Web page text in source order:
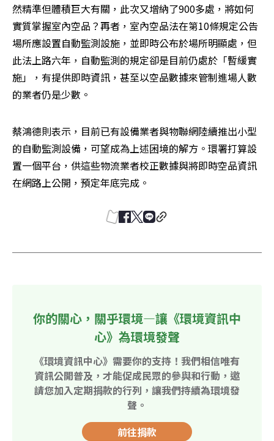
然精準但體積巨大有關，此次又增納了900多處，將如何
實質掌握室內空品？再者，室內空品法在第10條規定公告
場所應設置自動監測設施，並即時公布於場所明顯處，但
此法上路六年，自動監測的規定卻是目前仍處於「暫緩實
施」，有提供即時資訊，甚至以空品數據來管制進場人數
的業者仍是少數。
蔡鴻德則表示，目前已有設備業者與物聯網陸續推出小型
的自動監測設備，可望成為上述困境的解方。環署打算設
置一個平台，供這些物流業者校正數據與將即時空品資訊
在網路上公開，預定年底完成。
你的關心，關乎環境—讓《環境資訊中
心》為環境發聲
《環境資訊中心》需要你的支持！我們相信唯有
資訊公開普及，才能促成民眾的參與和行動，邀
請您加入定期捐款的行列，讓我們持續為環境發
聲。
前往捐款